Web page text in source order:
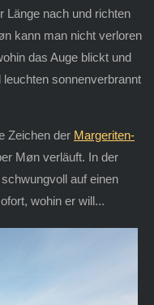
Länge nach und richten
kann man nicht verloren
das Auge blickt und
sonnenverbrannt
Zeichen der Margeriten-
Møn verläuft. In der
auf einen
wohin er will...